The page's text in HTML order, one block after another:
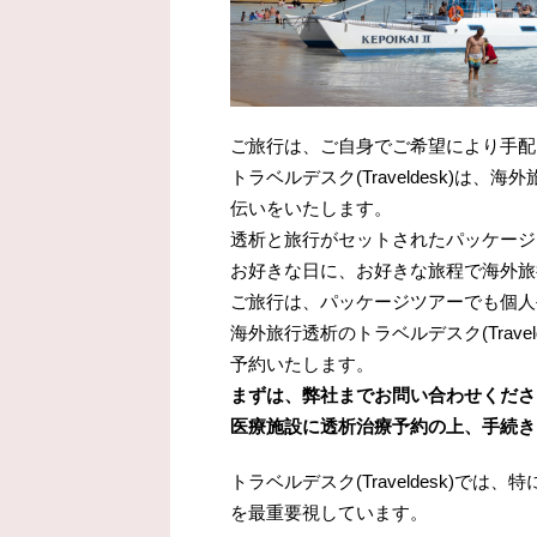
ご旅行は、ご自身でご希望により手
トラベルデスク(Traveldesk)は、海
伝いをいたします。
透析と旅行がセットされたパッケー
お好きな日に、お好きな旅程で海外
ご旅行は、パッケージツアーでも個
海外旅行透析のトラベルデスク
予約いたします。
まずは、弊社までお問い合わせくだ
医療施設に透析治療予約の上、手続
トラベルデスク(Traveldesk)では、
を最重要視しています。